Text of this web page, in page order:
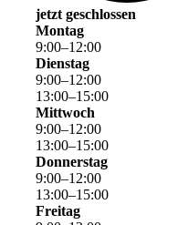
jetzt geschlossen
Montag
9:00–12:00
Dienstag
9:00–12:00
13:00–15:00
Mittwoch
9:00–12:00
13:00–15:00
Donnerstag
9:00–12:00
13:00–15:00
Freitag